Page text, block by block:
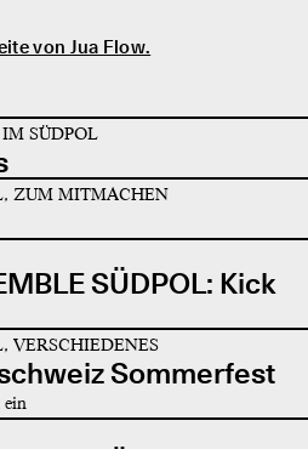
von Jua Flow.
SÜDPOL
ZUM MITMACHEN
SÜDPOL: Kick
VERSCHIEDENES
Sommerfest
ein